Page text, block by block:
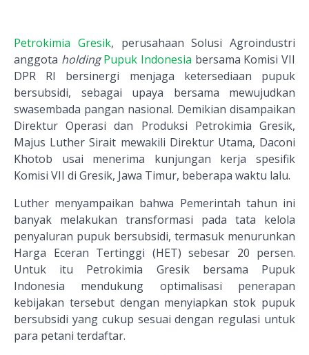
Petrokimia Gresik, perusahaan Solusi Agroindustri
anggota holding Pupuk Indonesia bersama Komisi VII
DPR RI bersinergi menjaga ketersediaan pupuk
bersubsidi, sebagai upaya bersama mewujudkan
swasembada pangan nasional. Demikian disampaikan
Direktur Operasi dan Produksi Petrokimia Gresik,
Majus Luther Sirait mewakili Direktur Utama, Daconi
Khotob usai menerima kunjungan kerja spesifik
Komisi VII di Gresik, Jawa Timur, beberapa waktu lalu.
Luther menyampaikan bahwa Pemerintah tahun ini
banyak melakukan transformasi pada tata kelola
penyaluran pupuk bersubsidi, termasuk menurunkan
Harga Eceran Tertinggi (HET) sebesar 20 persen.
Untuk itu Petrokimia Gresik bersama Pupuk
Indonesia mendukung optimalisasi penerapan
kebijakan tersebut dengan menyiapkan stok pupuk
bersubsidi yang cukup sesuai dengan regulasi untuk
para petani terdaftar.